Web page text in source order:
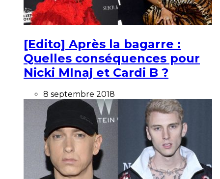
[Edito] Après la bagarre :
Quelles conséquences pour
Nicki MInaj et Cardi B ?
8 septembre 2018